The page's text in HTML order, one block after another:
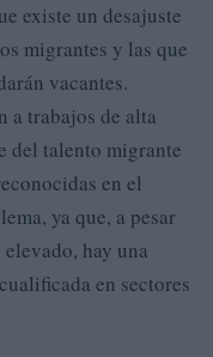
existe un desajuste
migrantes y las que
vacantes.
a trabajos de alta
del talento migrante
en el
ya que, a pesar
hay una
en sectores